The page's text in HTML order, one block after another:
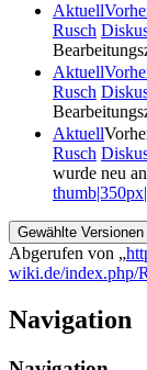
Aktuell
Rusch
Aktuell
Rusch
Aktuell
Rusch
wurde neu
Abgerufen von „
wiki.de/index.php/
Navigation